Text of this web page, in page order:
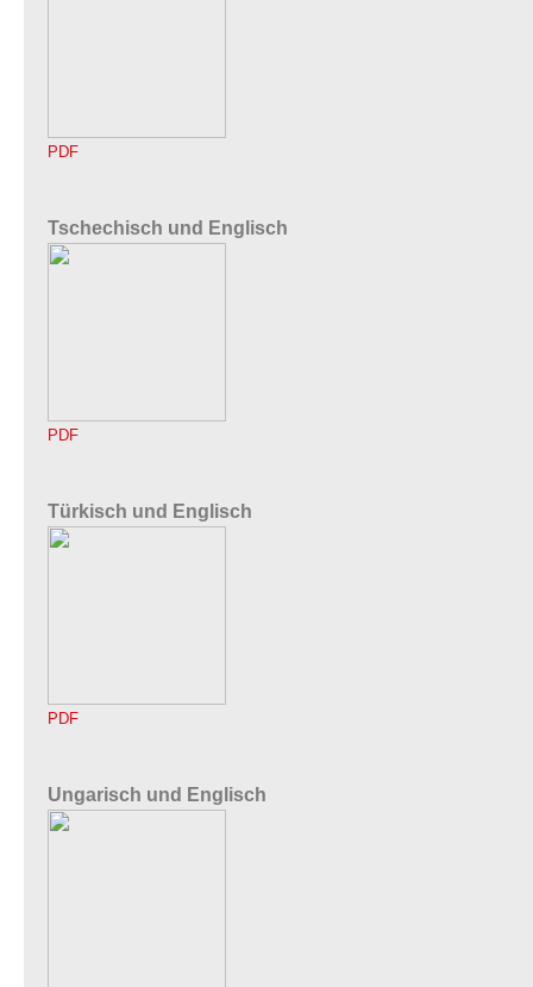
PDF
Tschechisch und Englisch
PDF
Türkisch und Englisch
PDF
Ungarisch und Englisch